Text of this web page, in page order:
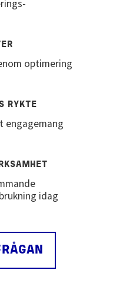
optimering
RYKTE
idag